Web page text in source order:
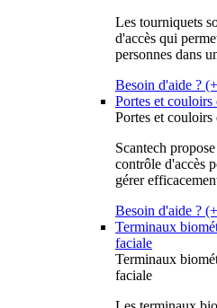
Les tourniquets
d'accès qui
personnes dans
Besoin d'aide ?
Portes et couloirs
Portes et couloirs
Scantech
contrôle d'accès
gérer
Besoin d'aide ?
Terminaux
faciale
Terminaux
faciale